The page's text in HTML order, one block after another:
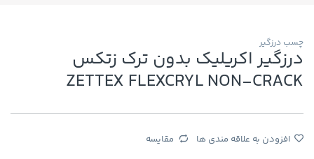
چسب درزگیر
درزگیر اکریلیک بدون ترک زتکس
ZETTEX FLEXCRYL NON-CRACK
افزودن به علاقه مندی ها مقایسه